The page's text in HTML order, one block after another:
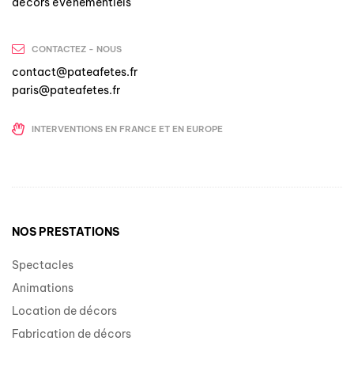
CONTACTEZ - NOUS
contact@pateafetes.fr
paris@pateafetes.fr
INTERVENTIONS EN FRANCE ET EN EUROPE
NOS PRESTATIONS
Spectacles
Animations
Location de décors
Fabrication de décors